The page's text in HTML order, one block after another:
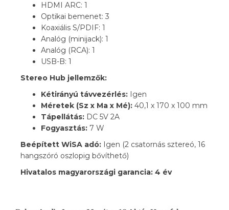
HDMI ARC: 1
Optikai bemenet: 3
Koaxiális S/PDIF: 1
Analóg (minijack): 1
Analóg (RCA): 1
USB-B: 1
Stereo Hub jellemzők:
Kétirányú távvezérlés: Igen
Méretek (Sz x Ma x Mé): 40,1 x 170 x 100 mm
Tápellátás: DC 5V 2A
Fogyasztás: 7 W
Beépített WiSA adó: Igen (2 csatornás sztereó, 16
hangszóró oszlopig bővíthető)
Hivatalos magyarországi garancia: 4 év